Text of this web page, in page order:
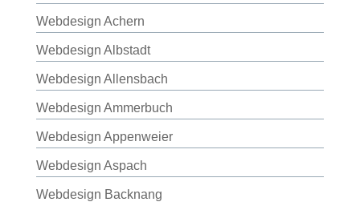
Webdesign Achern
Webdesign Albstadt
Webdesign Allensbach
Webdesign Ammerbuch
Webdesign Appenweier
Webdesign Aspach
Webdesign Backnang